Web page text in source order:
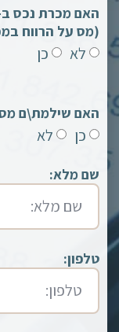
(מס על הרווח
לא כן
האם שילמת\ם מס הכנסה ב-6
כן לא
שם מלא:
טלפון: